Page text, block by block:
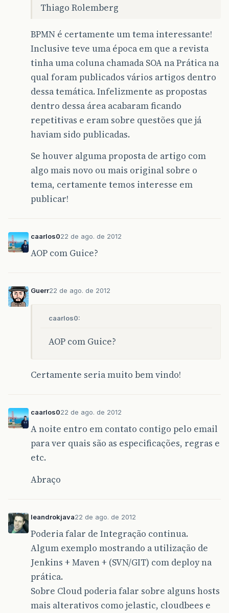
Thiago Rolemberg
BPMN é certamente um tema interessante!
Inclusive teve uma época em que a revista
tinha uma coluna chamada SOA na Prática na
qual foram publicados vários artigos dentro
dessa temática. Infelizmente as propostas
dentro dessa área acabaram ficando
repetitivas e eram sobre questões que já
haviam sido publicadas.
Se houver alguma proposta de artigo com
algo mais novo ou mais original sobre o
tema, certamente temos interesse em
publicar!
caarlos022 de ago. de 2012
AOP com Guice?
Guerr22 de ago. de 2012
caarlos0:
AOP com Guice?
Certamente seria muito bem vindo!
caarlos022 de ago. de 2012
A noite entro em contato contigo pelo email
para ver quais são as especificações, regras e
etc.
Abraço
leandrokjava22 de ago. de 2012
Poderia falar de Integração continua.
Algum exemplo mostrando a utilização de
Jenkins + Maven + (SVN/GIT) com deploy na
prática.
Sobre Cloud poderia falar sobre alguns hosts
mais alterativos como jelastic, cloudbees e